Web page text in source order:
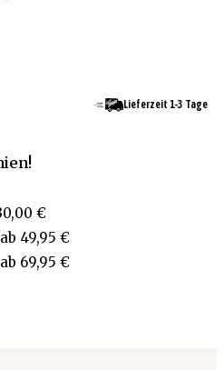
Lieferzeit 1-3 Tage
€
ab 49,95 €
ab 69,95 €